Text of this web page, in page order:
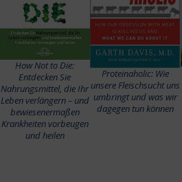
How Not to Die:
Entdecken Sie
Nahrungsmittel, die Ihr
Leben verlängern – und
bewiesenermaßen
Krankheiten vorbeugen
und heilen
Proteinaholic: Wie
unsere Fleischsucht uns
umbringt und was wir
dagegen tun können